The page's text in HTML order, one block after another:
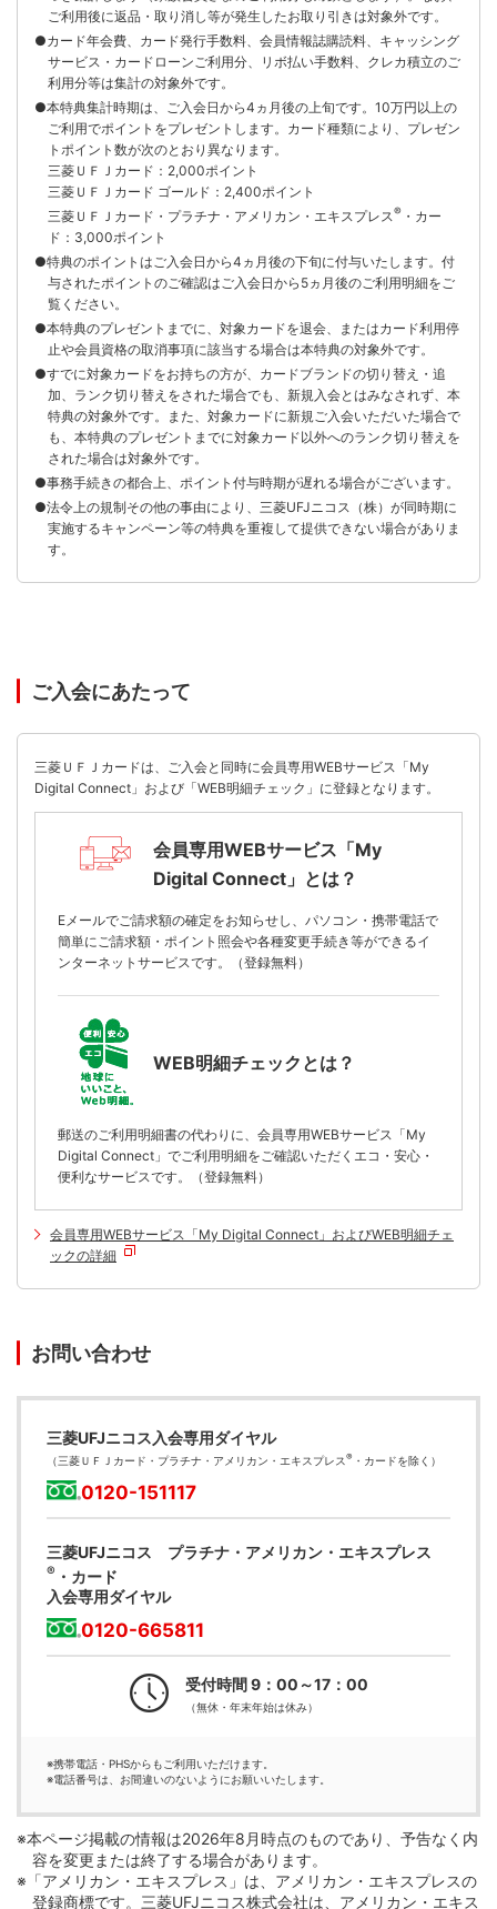
ご利用後に返品・取り消し等が発生したお取り引きは対象外です。
●カード年会費、カード発行手数料、会員情報誌購読料、キャッシング
サービス・カードローンご利用分、リボ払い手数料、クレカ積立のご
利用分等は集計の対象外です。
●本特典集計時期は、ご入会日から4ヵ月後の上旬です。10万円以上の
ご利用でポイントをプレゼントします。カード種類により、プレゼン
トポイント数が次のとおり異なります。
三菱ＵＦＪカード：2,000ポイント
三菱ＵＦＪカード ゴールド：2,400ポイント
三菱ＵＦＪカード・プラチナ・アメリカン・エキスプレス® ・カー
ド：3,000ポイント
●特典のポイントはご入会日から4ヵ月後の下旬に付与いたします。付
与されたポイントのご確認はご入会日から5ヵ月後のご利用明細をご
覧ください。
●本特典のプレゼントまでに、対象カードを退会、またはカード利用停
止や会員資格の取消事項に該当する場合は本特典の対象外です。
●すでに対象カードをお持ちの方が、カードブランドの切り替え・追
加、ランク切り替えをされた場合でも、新規入会とはみなされず、本
特典の対象外です。また、対象カードに新規ご入会いただいた場合で
も、本特典のプレゼントまでに対象カード以外へのランク切り替えを
された場合は対象外です。
●事務手続きの都合上、ポイント付与時期が遅れる場合がございます。
●法令上の規制その他の事由により、三菱UFJニコス（株）が同時期に
実施するキャンペーン等の特典を重複して提供できない場合がありま
す。
ご入会にあたって
三菱ＵＦＪカードは、ご入会と同時に会員専用WEBサービス「My
Digital Connect」および「WEB明細チェック」に登録となります。
会員専用WEBサービス「My
Digital Connect」とは？
Eメールでご請求額の確定をお知らせし、パソコン・携帯電話で
簡単にご請求額・ポイント照会や各種変更手続き等ができるイ
ンターネットサービスです。（登録無料）
WEB明細チェックとは？
郵送のご利用明細書の代わりに、会員専用WEBサービス「My
Digital Connect」でご利用明細をご確認いただくエコ・安心・
便利なサービスです。（登録無料）
会員専用WEBサービス「My Digital Connect」およびWEB明細チェ
ックの詳細
お問い合わせ
三菱UFJニコス入会専用ダイヤル
（三菱ＵＦＪカード・プラチナ・アメリカン・エキスプレス® ・カードを除く）
0120-151117
三菱UFJニコス プラチナ・アメリカン・エキスプレス
® ・カード
入会専用ダイヤル
0120-665811
受付時間 9：00～17：00
（無休・年末年始は休み）
※携帯電話・PHSからもご利用いただけます。
※電話番号は、お間違いのないようにお願いいたします。
※本ページ掲載の情報は2026年8月時点のものであり、予告なく内
容を変更または終了する場合があります。
※「アメリカン・エキスプレス」は、アメリカン・エキスプレスの
登録商標です。三菱UFJニコス株式会社は、アメリカン・エキス